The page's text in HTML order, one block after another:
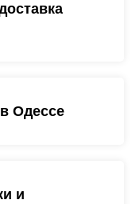
Одессе
и